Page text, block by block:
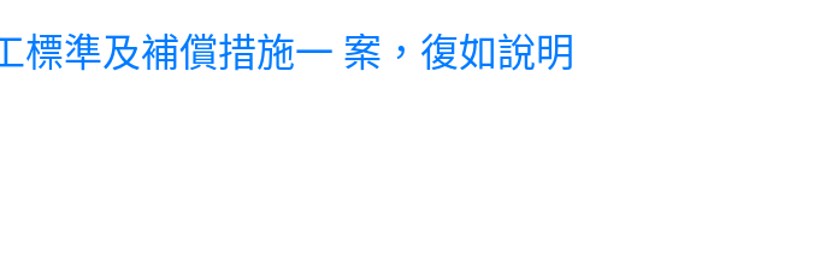
準及補償措施一 案，復如說明